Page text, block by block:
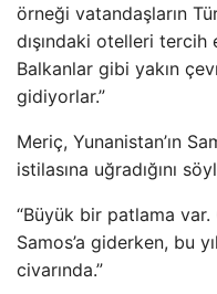
örneği vatandaşların
dışındaki otelleri tercih
Balkanlar gibi yakın
gidiyorlar.”
Meriç, Yunanistan’ın
istilasına uğradığını
“Büyük bir patlama
Samos’a giderken, bu
civarında.”